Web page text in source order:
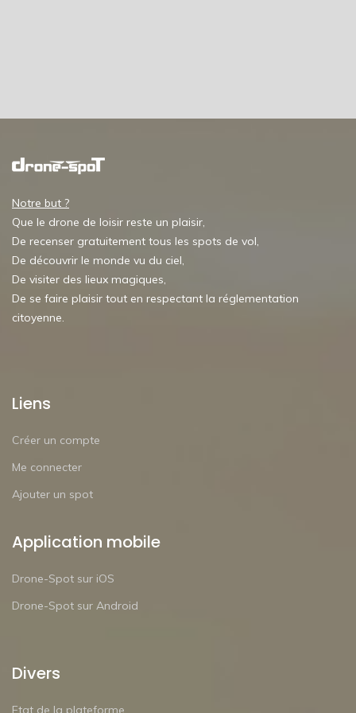
Notre but ?
Que le drone de loisir reste un plaisir,
De recenser gratuitement tous les spots de vol,
De découvrir le monde vu du ciel,
De visiter des lieux magiques,
De se faire plaisir tout en respectant la réglementation
citoyenne.
Liens
Créer un compte
Me connecter
Ajouter un spot
Application mobile
Drone-Spot sur iOS
Drone-Spot sur Android
Divers
Etat de la plateforme